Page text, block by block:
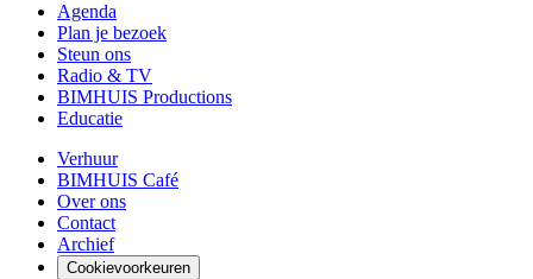
Agenda
Plan je bezoek
Steun ons
Radio & TV
BIMHUIS Productions
Educatie
Verhuur
BIMHUIS Café
Over ons
Contact
Archief
Cookievoorkeuren